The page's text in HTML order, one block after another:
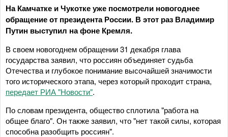
На Камчатке и Чукотке уже посмотрели новогоднее
обращение от президента России. В этот раз Владимир
Путин выступил на фоне Кремля.
В своем новогоднем обращении 31 декабря глава
государства заявил, что россиян объединяет судьба
Отечества и глубокое понимание высочайшей значимости
того исторического этапа, через который проходит страна,
передает РИА "Новости".
По словам президента, общество сплотила "работа на
общее благо". Он также заявил, что "нет такой силы, которая
способна разобщить россиян".